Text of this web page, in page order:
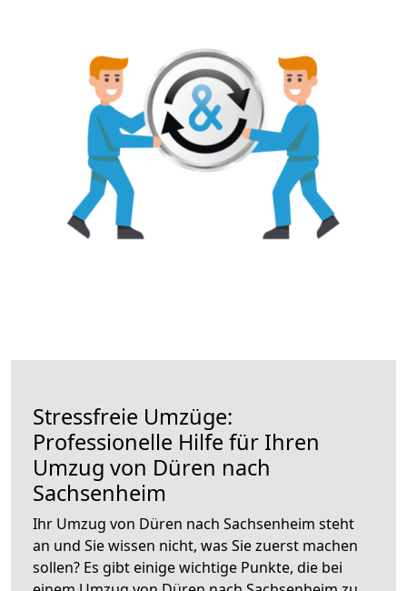
Stressfreie Umzüge:
Professionelle Hilfe für Ihren
Umzug von Düren nach
Sachsenheim
Ihr Umzug von Düren nach Sachsenheim steht
an und Sie wissen nicht, was Sie zuerst machen
sollen? Es gibt einige wichtige Punkte, die bei